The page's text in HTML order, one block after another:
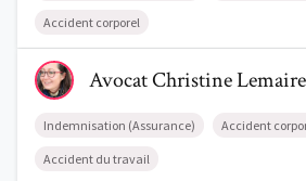
Accident corporel
Voir le profil de AvocatChristine Lemaire
AvocatChristineLemaire
Indemnisation (Assurance) Accident
Accident du travail